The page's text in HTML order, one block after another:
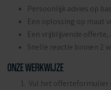
Persoonlijk advies op
Een oplossing op maat
Een vrijblijvende
Snelle reactie binnen 2
ONZE WERKWIJZE
Vul het offerteformulier